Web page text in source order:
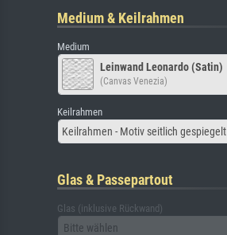
Medium & Keilrahmen
Medium
Leinwand Leonardo (Satin)
(Canvas Venezia)
Keilrahmen
Keilrahmen - Motiv seitlich gespiegelt
Glas & Passepartout
Glas (inklusive Rückwand)
Bitte wählen